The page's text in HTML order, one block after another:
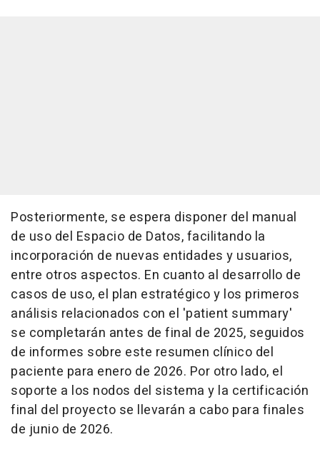
Posteriormente, se espera disponer del manual
de uso del Espacio de Datos, facilitando la
incorporación de nuevas entidades y usuarios,
entre otros aspectos. En cuanto al desarrollo de
casos de uso, el plan estratégico y los primeros
análisis relacionados con el 'patient summary'
se completarán antes de final de 2025, seguidos
de informes sobre este resumen clínico del
paciente para enero de 2026. Por otro lado, el
soporte a los nodos del sistema y la certificación
final del proyecto se llevarán a cabo para finales
de junio de 2026.